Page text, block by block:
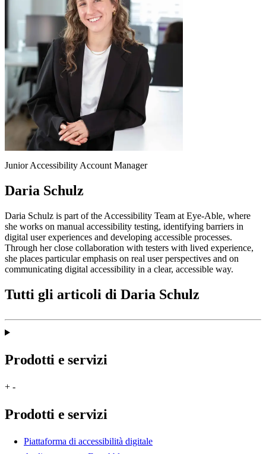
Junior Accessibility Account Manager
Daria Schulz
Daria Schulz is part of the Accessibility Team at Eye-Able, where
she works on manual accessibility testing, identifying barriers in
digital user experiences and developing accessible processes.
Through her close collaboration with testers with lived experience,
she places particular emphasis on real user perspectives and on
communicating digital accessibility in a clear, accessible way.
Tutti gli articoli di Daria Schulz
Prodotti e servizi
+ -
Prodotti e servizi
Piattaforma di accessibilità digitale